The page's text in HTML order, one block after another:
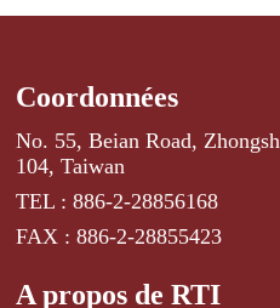
Coordonnées
No. 55, Beian Road,
104, Taiwan
TEL : 886-2-28856168
FAX : 886-2-28855423
A propos de RTI